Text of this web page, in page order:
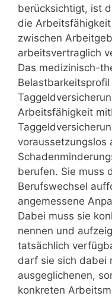
berücksichtigt, ist
die
zwischen
arbeitsvertraglich
Das medizinisch-
Arbeitsfähigkeit
voraussetzungslos
berufen. Sie muss
Berufswechsel
angemessene
Dabei muss sie
nennen und
tatsächlich
darf sie sich dabei
ausgeglichenen,
konkreten